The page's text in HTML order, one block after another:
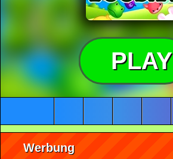
PLAY
Werbung